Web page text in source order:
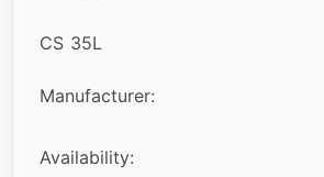
CS 35L
Manufacturer:
Availability: